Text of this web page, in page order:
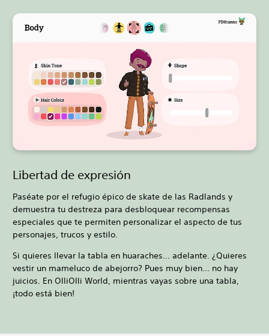
Libertad de expresión
Paséate por el refugio épico de skate de las Radlands y
demuestra tu destreza para desbloquear recompensas
especiales que te permiten personalizar el aspecto de tus
personajes, trucos y estilo.
Si quieres llevar la tabla en huaraches... adelante. ¿Quieres
vestir un mameluco de abejorro? Pues muy bien... no hay
juicios. En OlliOlli World, mientras vayas sobre una tabla,
¡todo está bien!